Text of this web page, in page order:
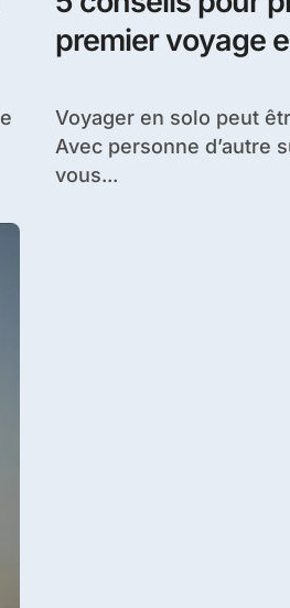
premier voyage
Voyager en solo peut être très stimulant.
Avec personne d’autre
vous...